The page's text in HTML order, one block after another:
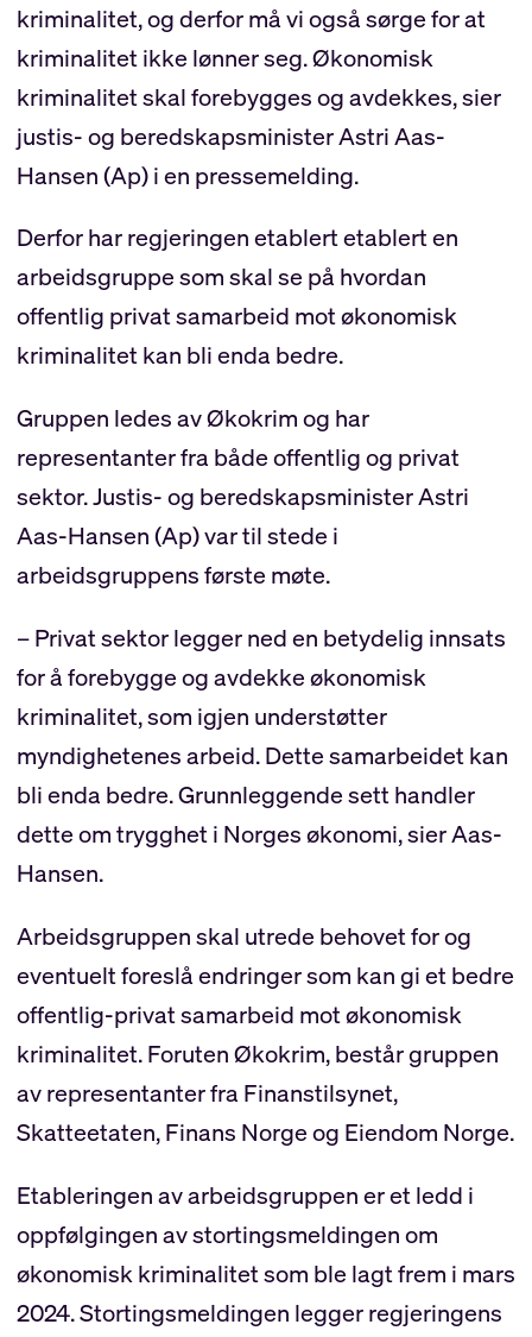
kriminalitet, og derfor må vi også sørge for at
kriminalitet ikke lønner seg. Økonomisk
kriminalitet skal forebygges og avdekkes, sier
justis- og beredskapsminister Astri Aas-
Hansen (Ap) i en pressemelding.
Derfor har regjeringen etablert etablert en
arbeidsgruppe som skal se på hvordan
offentlig privat samarbeid mot økonomisk
kriminalitet kan bli enda bedre.
Gruppen ledes av Økokrim og har
representanter fra både offentlig og privat
sektor. Justis- og beredskapsminister Astri
Aas-Hansen (Ap) var til stede i
arbeidsgruppens første møte.
– Privat sektor legger ned en betydelig innsats
for å forebygge og avdekke økonomisk
kriminalitet, som igjen understøtter
myndighetenes arbeid. Dette samarbeidet kan
bli enda bedre. Grunnleggende sett handler
dette om trygghet i Norges økonomi, sier Aas-
Hansen.
Arbeidsgruppen skal utrede behovet for og
eventuelt foreslå endringer som kan gi et bedre
offentlig‑privat samarbeid mot økonomisk
kriminalitet. Foruten Økokrim, består gruppen
av representanter fra Finanstilsynet,
Skatteetaten, Finans Norge og Eiendom Norge.
Etableringen av arbeidsgruppen er et ledd i
oppfølgingen av stortingsmeldingen om
økonomisk kriminalitet som ble lagt frem i mars
2024. Stortingsmeldingen legger regjeringens